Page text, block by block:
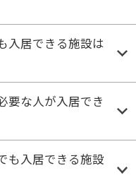
入居できる施設は
要な人が入居でき
も入居できる施設